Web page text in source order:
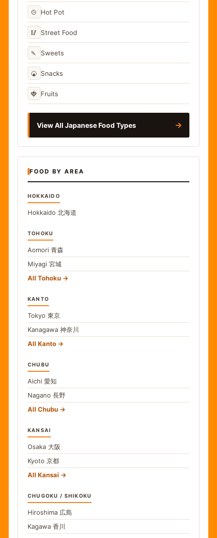
🍲 Hot Pot
🥢 Street Food
🍡 Sweets
🍘 Snacks
🍓 Fruits
View All Japanese Food Types →
FOOD BY AREA
HOKKAIDO
Hokkaido 北海道
TOHOKU
Aomori 青森
Miyagi 宮城
All Tohoku
KANTO
Tokyo 東京
Kanagawa 神奈川
All Kanto
CHUBU
Aichi 愛知
Nagano 長野
All Chubu
KANSAI
Osaka 大阪
Kyoto 京都
All Kansai
CHUGOKU / SHIKOKU
Hiroshima 広島
Kagawa 香川